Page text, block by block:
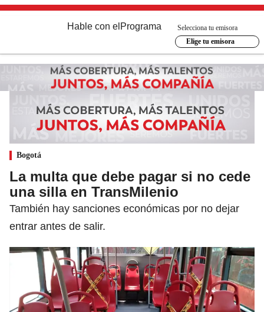
Hable con el Programa
Selecciona tu emisora
Elige tu emisora
Bogotá
La multa que debe pagar si no cede
una silla en TransMilenio
También hay sanciones económicas por no dejar
entrar antes de salir.